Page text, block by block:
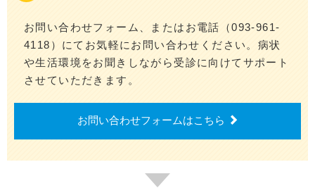
お問い合わせフォーム、またはお電話（093-961-
4118）にてお気軽にお問い合わせください。病状
や生活環境をお聞きしながら受診に向けてサポート
させていただきます。
お問い合わせフォームはこちら